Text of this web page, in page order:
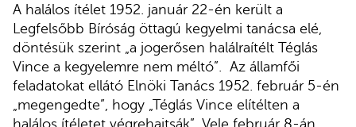
A halálos ítélet 1952. január 22-én került a
Legfelsőbb Bíróság öttagú kegyelmi tanácsa elé,
döntésük szerint „a jogerősen halálraítélt Téglás
Vince a kegyelemre nem méltó”. Az államfői
feladatokat ellátó Elnöki Tanács 1952. február 5-én
„megengedte”, hogy „Téglás Vince elítélten a
halálos ítéletet végrehajtsák”. Vele február 8-án